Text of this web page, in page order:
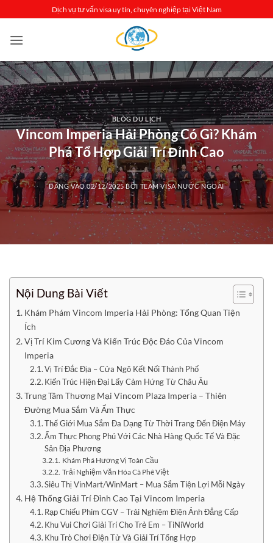
qua
nội
Dịch vụ tư vấn visa uy tín, chuyên nghiệp tại Việt Nam
BLOG DU LỊCH
Vincom Imperia Hải Phòng Có Gì? Khám
Phá Tổ Hợp Giải Trí Đỉnh Cao
ĐĂNG VÀO02/12/2025 BỞITEAM VISA NƯỚC NGOÀI
Nội Dung Bài Viết
Khám Phám Vincom Imperia Hải Phòng: Tổng Quan Tiện
Ích
Vị Trí Kim Cương Và Kiến Trúc Độc Đáo Của Vincom
Imperia
Vị Trí Đắc Địa – Cửa Ngõ Kết Nối Thành Phố
Kiến Trúc Hiện Đại Lấy Cảm Hứng Từ Châu Âu
Trung Tâm Thương Mại Vincom Plaza Imperia – Thiên
Đường Mua Sắm Và Ẩm Thực
Thế Giới Mua Sắm Đa Dạng Từ Thời Trang Đến Điện Máy
Ẩm Thực Phong Phú Với Các Nhà Hàng Quốc Tế Và Đặc
Sản Địa Phương
Khám Phá Hương Vị Toàn Cầu
Trải Nghiệm Văn Hóa Cà Phê Việt
Siêu Thị VinMart/WinMart – Mua Sắm Tiện Lợi Mỗi Ngày
Hệ Thống Giải Trí Đỉnh Cao Tại Vincom Imperia
Rạp Chiếu Phim CGV – Trải Nghiệm Điện Ảnh Đẳng Cấp
Khu Vui Chơi Giải Trí Cho Trẻ Em – TiNiWorld
Khu Trò Chơi Điện Tử Và Giải Trí Tổng Hợp